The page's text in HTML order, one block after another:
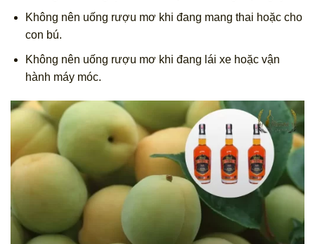
Không nên uống rượu mơ khi đang mang thai hoặc cho
con bú.
Không nên uống rượu mơ khi đang lái xe hoặc vận
hành máy móc.